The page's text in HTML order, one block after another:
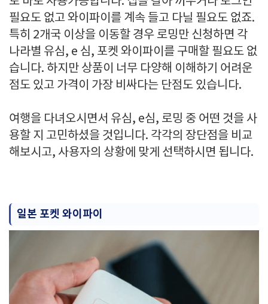
필요도 없고 와이파이를 계속 들고 다닐 필요도 없죠.
특히 2개국 이상을 이동할 경우 로밍만 신청하면 각
나라별 유심, e 심, 포켓 와이파이를 구매할 필요도 없
습니다. 하지만 상품이 너무 다양해 이해하기 어려운
점도 있고 가격이 가장 비싸다는 단점도 있습니다.
여행을 다녀오시면서 유심, e심, 로밍 중 어떤 것을 사
용할 지 고민하셨을 것입니다. 각각의 장단점을 비교
해보시고, 사용자의 상황에 맞게 선택하시면 됩니다.
일본 포켓 와이파이